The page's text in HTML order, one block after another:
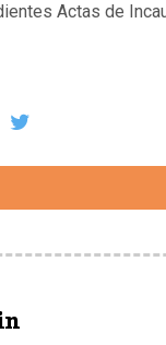
Actas de